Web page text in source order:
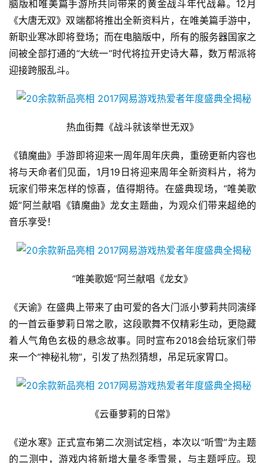
脑版和唯美篇手游所共同带来的黄金战斗年代战幕。12月
《大唐无双》双端都将推出全新资料片，在唯美篇手游中，
新职业寒冰即将登场；而在电脑版中，所有的服务器国家之
间被全部打通的“大统一”时代将拉开史诗大幕，数万帮派将
迎接跨服乱斗。
热血街舞《战斗就该举世无双》
《镇魔曲》手游即将迎来一周年周年庆典，重磅更新内容也
将与天命者们见面，1月19日将迎来周年全新资料片，将为
玩家们带来怎样的惊喜，值得期待。在盛典现场，“唯美歌
姬”阿兰献唱《镇魔曲》龙女主题曲，为观众们带来超绝的
音乐享受！
“唯美歌姬”阿兰献唱《龙女》
《天谕》在盛典上带来了由可爱的各大门派小萝莉共同演绎
的一首云垂萝莉日常之歌，这段歌舞不仅精彩生动，更隐藏
着人气角色玄极的悬念故事。同时宣布2018会给玩家们带
来一个“神秘礼物”，引发了热烈猜想，吊足玩家胃口。
《云垂萝莉的日常》
《逆水寒》正式宣布第二次测试定档，本次以“听雪”为主题
的二测中，游戏内将新增大量冬季雪景，与主题呼应。现